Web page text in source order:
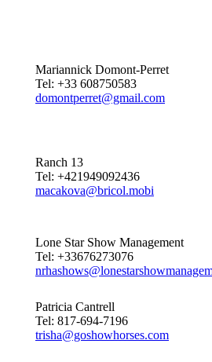
Mariannick Domont-Perret
Tel: +33 608750583
domontperret@gmail.com
Ranch 13
Tel: +421949092436
macakova@bricol.mobi
Lone Star Show Management
Tel: +33676273076
Patricia Cantrell
Tel: 817-694-7196
trisha@goshowhorses.com